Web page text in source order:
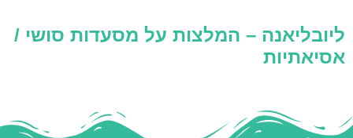
ליובליאנה – המלצות על מסעדות סושי /
אסיאתיות